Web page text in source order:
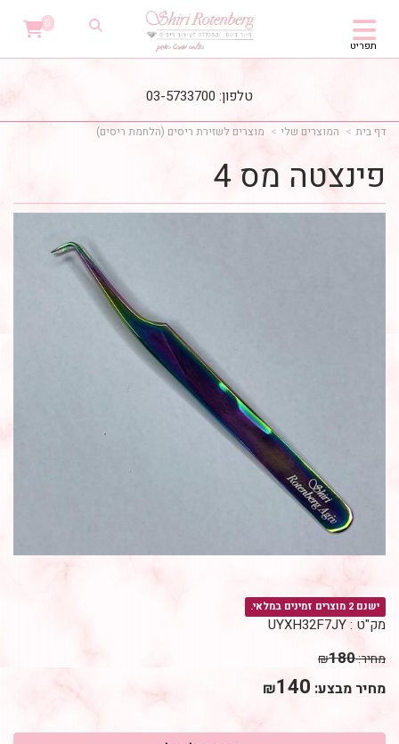
טלפון: 03-5733700
תפריט
0
דף בית המוצרים שלי מוצרים לשזירת ריסים (הלחמת ריסים)
פינצטה מס 4
ישנם 2 מוצרים זמינים במלאי.
מק"ט :UYXH32F7JY
מחיר: ₪180
מחיר מבצע: ₪140